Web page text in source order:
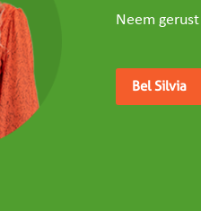
Neem
Bel Silvia